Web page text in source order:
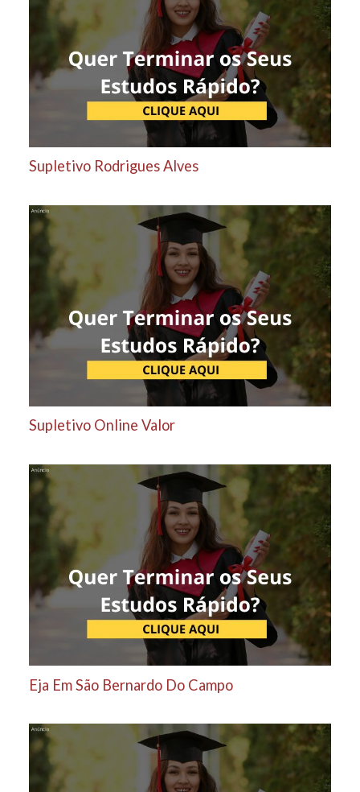
Supletivo Rodrigues Alves
Supletivo Online Valor
Eja Em São Bernardo Do Campo